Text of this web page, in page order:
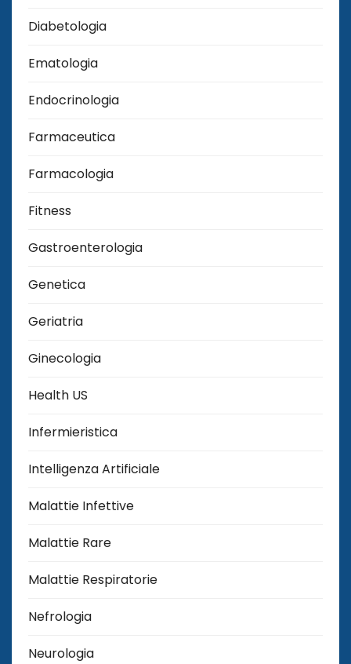
Diabetologia
Ematologia
Endocrinologia
Farmaceutica
Farmacologia
Fitness
Gastroenterologia
Genetica
Geriatria
Ginecologia
Health US
Infermieristica
Intelligenza Artificiale
Malattie Infettive
Malattie Rare
Malattie Respiratorie
Nefrologia
Neurologia